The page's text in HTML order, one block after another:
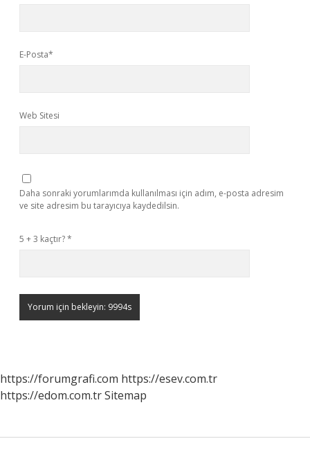
E-Posta*
Web Sitesi
Daha sonraki yorumlarımda kullanılması için adım, e-posta adresim
ve site adresim bu tarayıcıya kaydedilsin.
5 + 3 kaçtır?*
https://forumgrafi.com https://esev.com.tr
https://edom.com.trSitemap